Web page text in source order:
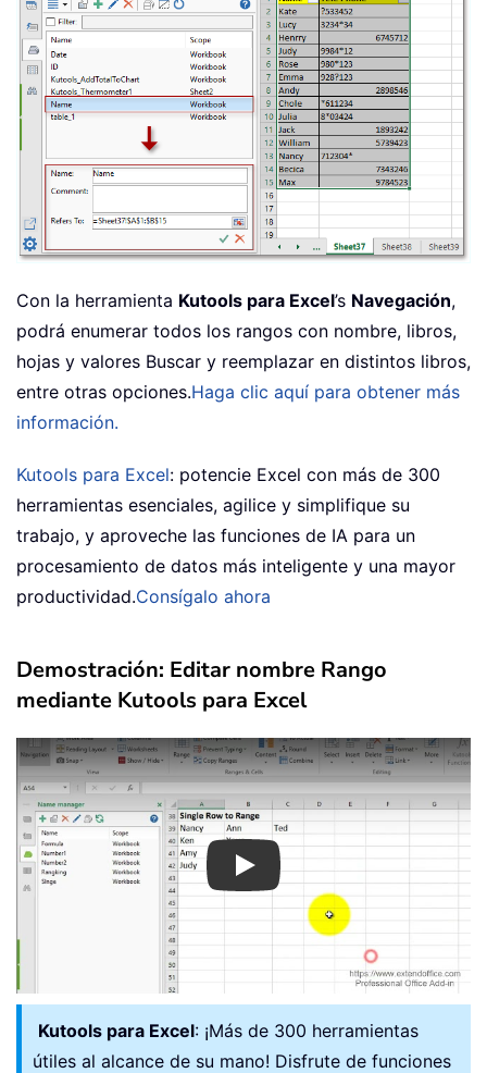
Con la herramienta Kutools para Excel’s Navegación,
podrá enumerar todos los rangos con nombre, libros,
hojas y valores Buscar y reemplazar en distintos libros,
entre otras opciones.Haga clic aquí para obtener más
información.
Kutools para Excel: potencie Excel con más de 300
herramientas esenciales, agilice y simplifique su
trabajo, y aproveche las funciones de IA para un
procesamiento de datos más inteligente y una mayor
productividad.Consígalo ahora
Demostración: Editar nombre Rango
mediante Kutools para Excel
Play
Kutools para Excel: ¡Más de 300 herramientas
útiles al alcance de su mano! Disfrute de funciones